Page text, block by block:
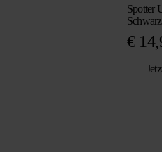
Spotter
Schwarz
€